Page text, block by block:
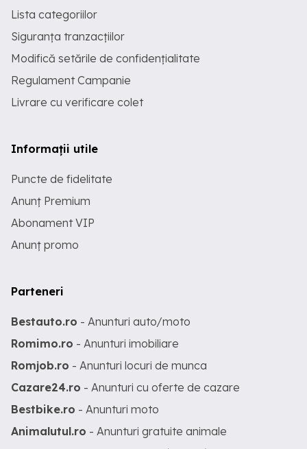
Lista categoriilor
Siguranța tranzacțiilor
Modifică setările de confidențialitate
Regulament Campanie
Livrare cu verificare colet
Informații utile
Puncte de fidelitate
Anunț Premium
Abonament VIP
Anunț promo
Parteneri
Bestauto.ro - Anunturi auto/moto
Romimo.ro - Anunturi imobiliare
Romjob.ro - Anunturi locuri de munca
Cazare24.ro - Anunturi cu oferte de cazare
Bestbike.ro - Anunturi moto
Animalutul.ro - Anunturi gratuite animale